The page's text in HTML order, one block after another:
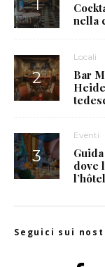
nella
Locali
Bar
Eventi
dove
Seguici sui